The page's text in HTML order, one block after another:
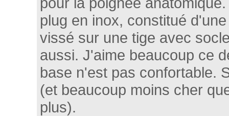
plug en inox, constitué
vissé sur une tige avec
aussi. J'aime beaucoup ce
base n'est pas confortable.
(et beaucoup moins cher
plus).